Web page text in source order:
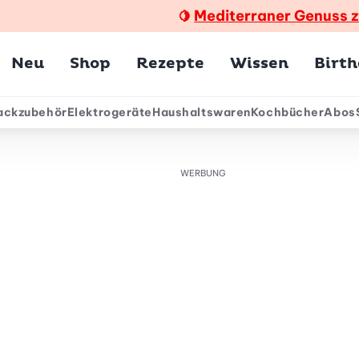
🍋 Mediterraner Genuss
Neu Shop Rezepte Wissen
ElektrogeräteHaushaltswarenKochbücherAbos
WERBUNG